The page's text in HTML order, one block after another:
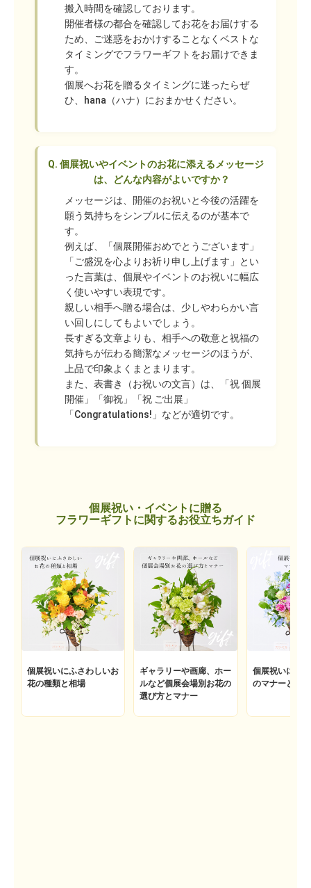
搬入時間を確認しております。
開催者様の都合を確認してお花をお届けする
ため、ご迷惑をおかけすることなくベストな
タイミングでフラワーギフトをお届けできま
す。
個展へお花を贈るタイミングに迷ったらぜ
ひ、hana（ハナ）におまかせください。
Q. 個展祝いやイベントのお花に添えるメッセージ
は、どんな内容がよいですか？
メッセージは、開催のお祝いと今後の活躍を
願う気持ちをシンプルに伝えるのが基本で
す。
例えば、「個展開催おめでとうございます」
「ご盛況を心よりお祈り申し上げます」とい
った言葉は、個展やイベントのお祝いに幅広
く使いやすい表現です。
親しい相手へ贈る場合は、少しやわらかい言
い回しにしてもよいでしょう。
長すぎる文章よりも、相手への敬意と祝福の
気持ちが伝わる簡潔なメッセージのほうが、
上品で印象よくまとまります。
また、表書き（お祝いの文言）は、「祝 個展
開催」「御祝」「祝 ご出展」
「Congratulations!」などが適切です。
個展祝い・イベントに贈る
フラワーギフトに関するお役立ちガイド
個展祝いにふさわしいお
花の種類と相場
ギャラリーや画廊、ホー
ルなど個展会場別お花の
選び方とマナー
個展祝いにお
のマナーとお